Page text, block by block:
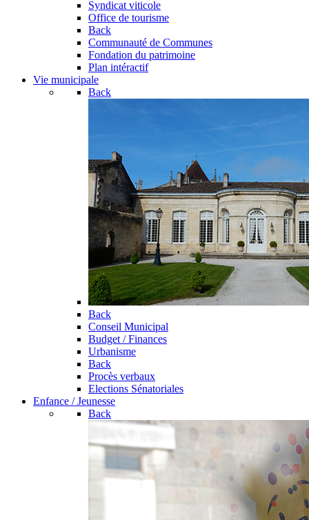
Syndicat viticole
Office de tourisme
Back
Communauté de Communes
Fondation du patrimoine
Plan intéractif
Vie municipale
Back
Back
Conseil Municipal
Budget / Finances
Urbanisme
Back
Procès verbaux
Elections Sénatoriales
Enfance / Jeunesse
Back